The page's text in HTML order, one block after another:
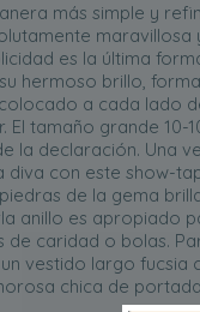
más simple y
maravillosa
es la última
hermoso brillo,
a cada lado
El tamaño grande 10-
la declaración. Una
con este show-
de la gema
anillo es apropiado
de caridad o bolas.
vestido largo
chica de